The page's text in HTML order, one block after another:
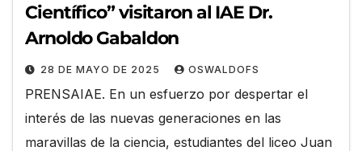
Científico” visitaron al IAE Dr.
Arnoldo Gabaldon
28 DE MAYO DE 2025 OSWALDOFS
PRENSAIAE. En un esfuerzo por despertar el
interés de las nuevas generaciones en las
maravillas de la ciencia, estudiantes del liceo Juan